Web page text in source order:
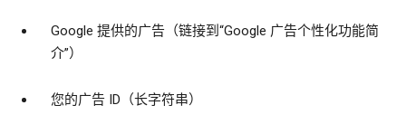
Google 提供的广告（链接到“Google 广告个性化功能简
介”）
您的广告 ID（长字符串）